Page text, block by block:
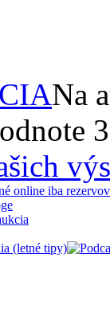
Na
(letné tipy)